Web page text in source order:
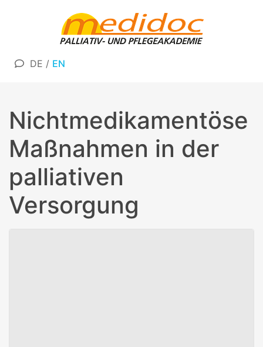
DE / EN
Nichtmedikamentöse
Maßnahmen in der
palliativen
Versorgung